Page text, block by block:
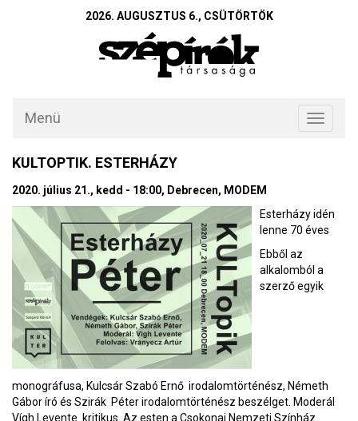
2026. AUGUSZTUS 6., CSÜTÖRTÖK
Toggle
Menü
KULTOPTIK. ESTERHÁZY
2020. július 21., kedd - 18:00, Debrecen, MODEM
Esterházy idén
lenne 70 éves
Ebből az
alkalomból a
szerző egyik
monográfusa, Kulcsár Szabó Ernő irodalomtörténész, Németh
Gábor író és Szirák Péter irodalomtörténész beszélget. Moderál
Vígh Levente kritikus. Az esten a Csokonai Nemzeti Színház